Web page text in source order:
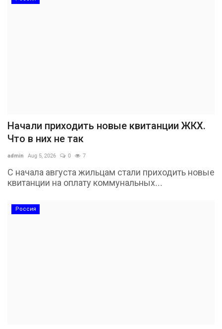
Начали приходить новые квитанции ЖКХ.
Что в них не так
admin Aug 5, 2026 0 7
С начала августа жильцам стали приходить новые
квитанции на оплату коммунальных...
Россия